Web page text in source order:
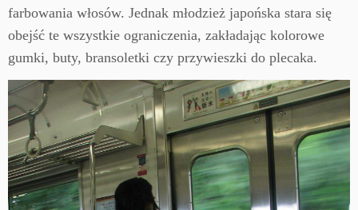
farbowania włosów. Jednak młodzież japońska stara się
obejść te wszystkie ograniczenia, zakładając kolorowe
gumki, buty, bransoletki czy przywieszki do plecaka.